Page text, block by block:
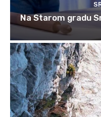
Na Starom gradu